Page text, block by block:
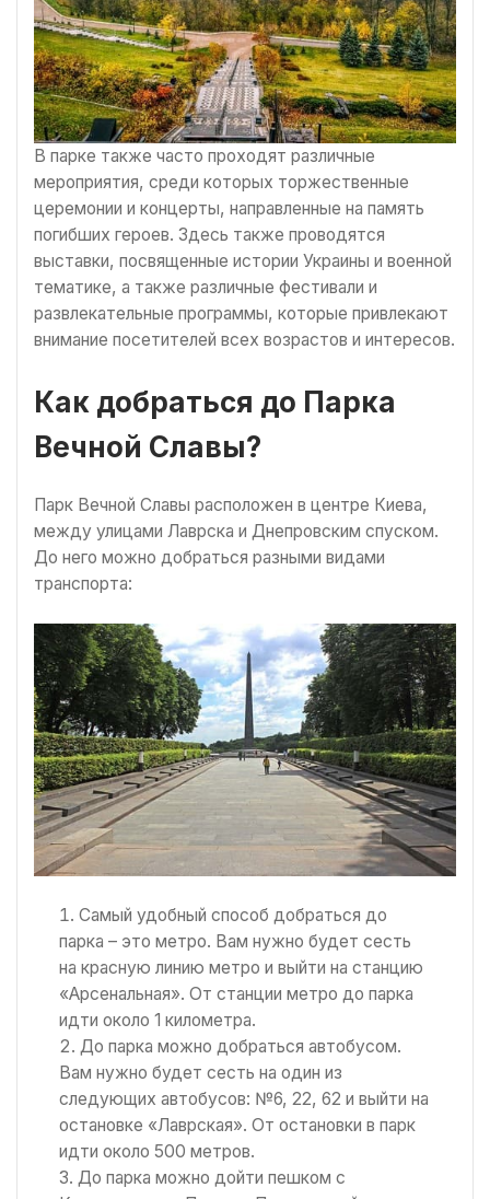
В парке также часто проходят различные
мероприятия, среди которых торжественные
церемонии и концерты, направленные на память
погибших героев. Здесь также проводятся
выставки, посвященные истории Украины и военной
тематике, а также различные фестивали и
развлекательные программы, которые привлекают
внимание посетителей всех возрастов и интересов.
Как добраться до Парка
Вечной Славы?
Парк Вечной Славы расположен в центре Киева,
между улицами Лаврска и Днепровским спуском.
До него можно добраться разными видами
транспорта:
Самый удобный способ добраться до
парка – это метро. Вам нужно будет сесть
на красную линию метро и выйти на станцию
«Арсенальная». От станции метро до парка
идти около 1 километра.
До парка можно добраться автобусом.
Вам нужно будет сесть на один из
следующих автобусов: №6, 22, 62 и выйти на
остановке «Лаврская». От остановки в парк
идти около 500 метров.
До парка можно дойти пешком с